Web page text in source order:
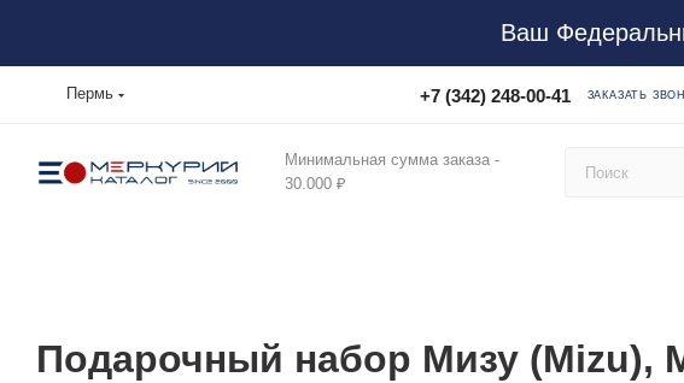
Ваш
Пермь +7 (342) 248-00-41 ЗАКАЗАТЬ
Минимальная сумма заказа -
30.000 ₽
Подарочный набор Мизу (Mizu),